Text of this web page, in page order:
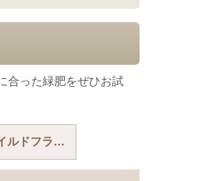
合った緑肥をぜひお試
景観植物・ワイルドフラワー